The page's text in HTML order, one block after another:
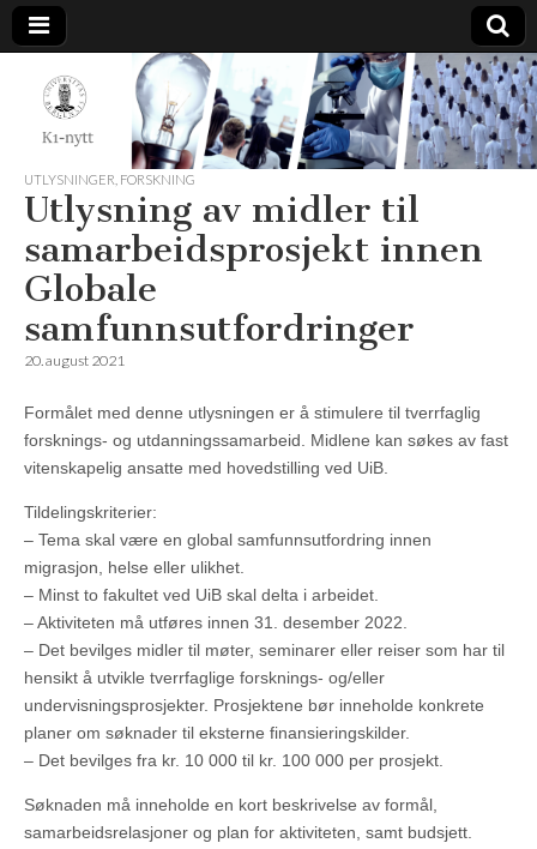
K1-
Nytt
UTLYSNINGER FORSKNING
Utlysning av midler til
samarbeidsprosjekt innen
Globale
samfunnsutfordringer
20. august 2021
Formålet med denne utlysningen er å stimulere til tverrfaglig
forsknings- og utdanningssamarbeid. Midlene kan søkes av fast
vitenskapelig ansatte med hovedstilling ved UiB.
Tildelingskriterier:
– Tema skal være en global samfunnsutfordring innen
migrasjon, helse eller ulikhet.
– Minst to fakultet ved UiB skal delta i arbeidet.
– Aktiviteten må utføres innen 31. desember 2022.
– Det bevilges midler til møter, seminarer eller reiser som har til
hensikt å utvikle tverrfaglige forsknings- og/eller
undervisningsprosjekter. Prosjektene bør inneholde konkrete
planer om søknader til eksterne finansieringskilder.
– Det bevilges fra kr. 10 000 til kr. 100 000 per prosjekt.
Søknaden må inneholde en kort beskrivelse av formål,
samarbeidsrelasjoner og plan for aktiviteten, samt budsjett.